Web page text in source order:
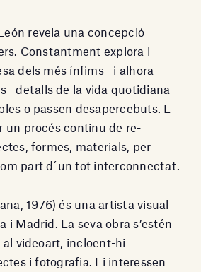
revela una concepció
Constantment explora i
dels més ínfims –i alhora
detalls de la vida quotidiana
o passen desapercebuts. L
un procés continu de re-
formes, materials, per
part d´un tot interconnectat.
1976) és una artista visual
i Madrid. La seva obra s’estén
videoart, incloent-hi
i fotografia. Li interessen